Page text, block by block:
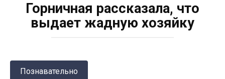
Горничная рассказала, что
выдает жадную хозяйку
Познавательно